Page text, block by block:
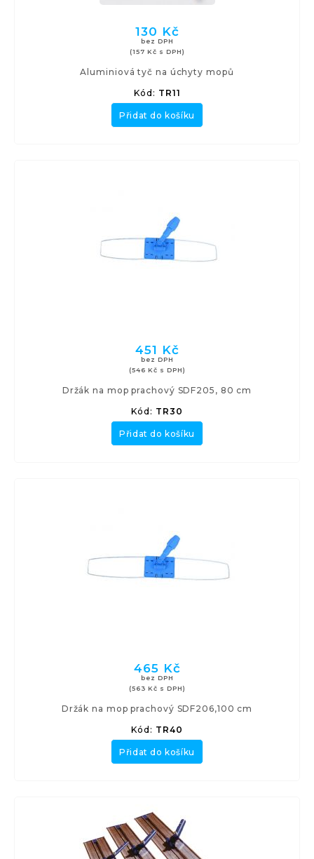
130 Kč
bez DPH
(157 Kč s DPH)
Aluminiová tyč na úchyty mopů
Kód: TR11
Přidat do košíku
451 Kč
bez DPH
(546 Kč s DPH)
Držák na mop prachový SDF205, 80 cm
Kód: TR30
Přidat do košíku
465 Kč
bez DPH
(563 Kč s DPH)
Držák na mop prachový SDF206,100 cm
Kód: TR40
Přidat do košíku